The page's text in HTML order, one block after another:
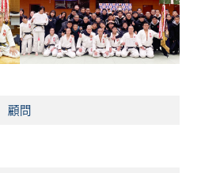
顧問